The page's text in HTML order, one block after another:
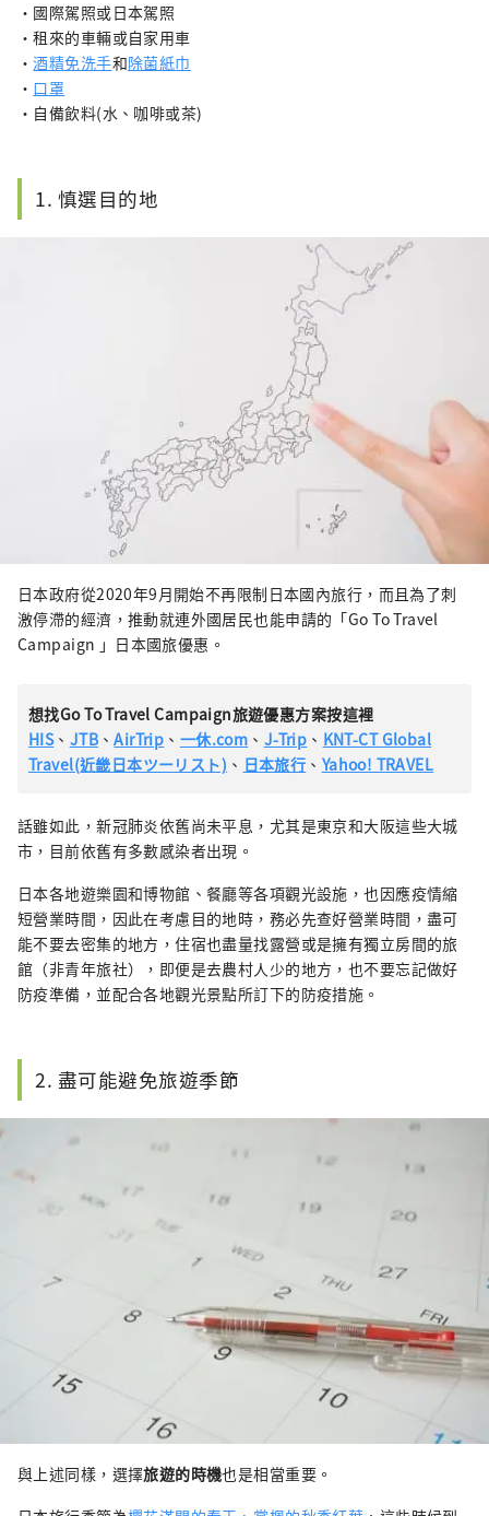
・國際駕照或日本駕照
・租來的車輛或自家用車
・酒精免洗手和除菌紙巾
・ 口罩
・自備飲料(水、咖啡或茶)
1. 慎選目的地
日本政府從2020年9月開始不再限制日本國內旅行，而且為了刺
激停滯的經濟，推動就連外國居民也能申請的「Go To Travel
Campaign 」日本國旅優惠。
想找Go To Travel Campaign旅遊優惠方案按這裡
HIS、 JTB、AirTrip 、 一休.com 、 J-Trip 、 KNT-CT Global
Travel(近畿日本ツーリスト) 、 日本旅行 、 Yahoo! TRAVEL
話雖如此，新冠肺炎依舊尚未平息，尤其是東京和大阪這些大城
市，目前依舊有多數感染者出現。
日本各地遊樂園和博物館、餐廳等各項觀光設施，也因應疫情縮
短營業時間，因此在考慮目的地時，務必先查好營業時間，盡可
能不要去密集的地方，住宿也盡量找露營或是擁有獨立房間的旅
館（非青年旅社），即便是去農村人少的地方，也不要忘記做好
防疫準備，並配合各地觀光景點所訂下的防疫措施。
2. 盡可能避免旅遊季節
與上述同樣，選擇旅遊的時機也是相當重要。